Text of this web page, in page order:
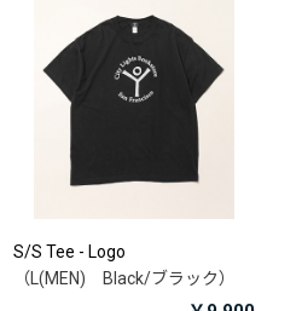
S/S Tee - Logo
（L(MEN) Black/ブラック）